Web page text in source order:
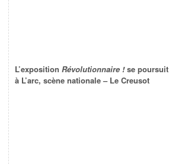
L’exposition Révolutionnaire !se poursuit
à L’arc, scène nationale – Le Creusot